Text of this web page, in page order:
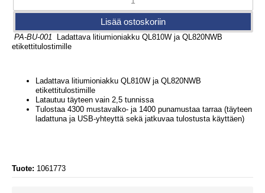
PA-BU-001
Ladattava litiumioniakku QL810W ja QL820NWB
etikettitulostimille
Ladattava litiumioniakku QL810W ja QL820NWB
etikettitulostimille
Latautuu täyteen vain 2,5 tunnissa
Tulostaa 4300 mustavalko- ja 1400 punamustaa tarraa (täyteen
ladattuna ja USB-yhteyttä sekä jatkuvaa tulostusta käyttäen)
Tuote: 1061773